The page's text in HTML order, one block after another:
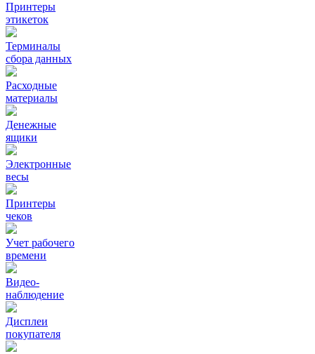
Принтеры
этикеток
Терминалы
сбора данных
Расходные
материалы
Денежные
ящики
Электронные
весы
Принтеры
чеков
Учет рабочего
времени
Видео‑
наблюдение
Дисплеи
покупателя